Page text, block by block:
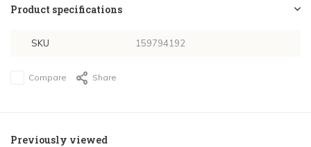
Product specifications
SKU 159794192
Compare Share
Previously viewed